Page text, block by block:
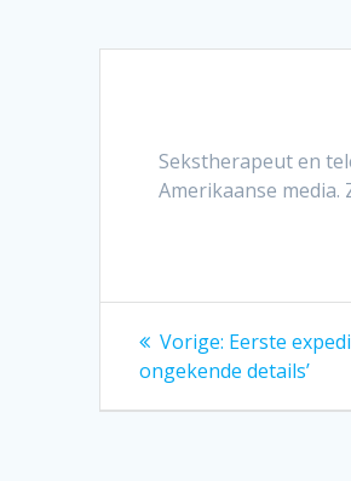
Sekstherapeut en
Amerikaanse
Bericht
navigatie
Vorige: Vorig
bericht:
Eerste
ongekende details’